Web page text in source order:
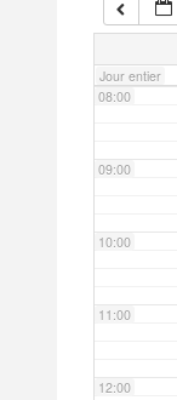
Jour entier
07:00
08:00
09:00
10:00
11:00
12:00